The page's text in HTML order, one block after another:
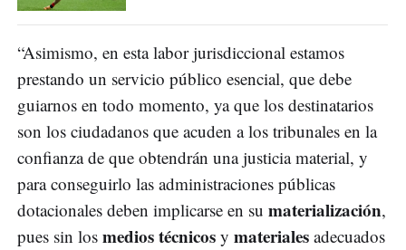
“Asimismo, en esta labor jurisdiccional estamos
prestando un servicio público esencial, que debe
guiarnos en todo momento, ya que los destinatarios
son los ciudadanos que acuden a los tribunales en la
confianza de que obtendrán una justicia material, y
para conseguirlo las administraciones públicas
dotacionales deben implicarse en su materialización,
pues sin los medios técnicos y materiales adecuados